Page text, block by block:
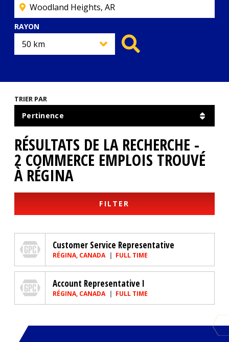
RAYON
TRIER PAR
RÉSULTATS DE LA RECHERCHE -
2 COMMERCE EMPLOIS TROUVÉ
À RÉGINA
FILTER
Genuine Parts Company
Customer Service Representative
RÉGINA, CANADA FULL TIME
Genuine Parts Company
Account Representative I
RÉGINA, CANADA FULL TIME